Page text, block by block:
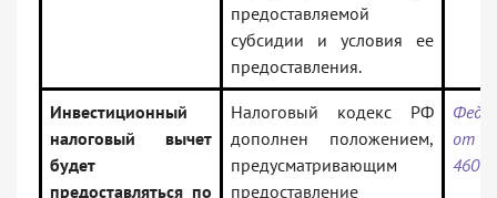
предоставляемой
субсидии и условия ее
предоставления.
Инвестиционный
налоговый вычет
будет
предоставляться по
Налоговый кодекс РФ
дополнен положением,
предусматривающим
предоставление
от
460-